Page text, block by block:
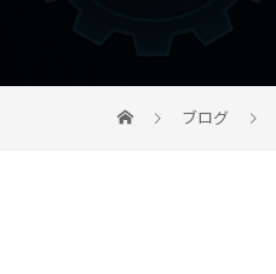
ブログ